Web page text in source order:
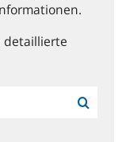
detaillierte